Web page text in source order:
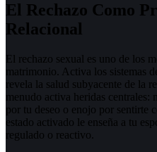
El Rechazo Como
Relacional
El rechazo sexual es uno de los
matrimonio. Activa los sistemas
revela la salud subyacente de la
menudo activa heridas centrales:
por tu deseo o enojo por sentirte
estado activado le enseña a tu
regulado o reactivo.